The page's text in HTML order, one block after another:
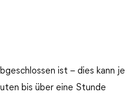
ist – dies kann je
bis über eine Stunde